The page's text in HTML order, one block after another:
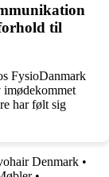
til
FysioDanmark
imødekommet
har følt sig
Denmark •